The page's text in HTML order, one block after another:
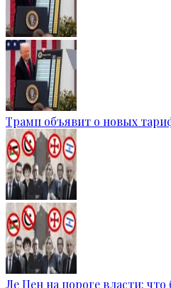
Трамп объявит о новых
Ле Пен на пороге власти: